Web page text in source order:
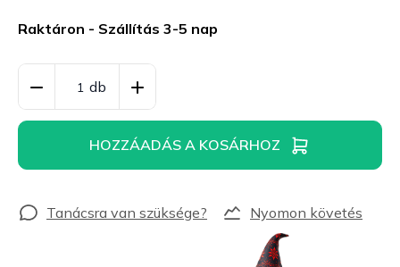
Raktáron - Szállítás 3-5 nap
HOZZÁADÁS A KOSÁRHOZ
Nyomon követés